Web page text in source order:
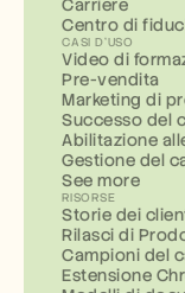
Carriere
Centro di
CASI D'USO
Video di
Pre-vendita
Marketing di
Successo del
Abilitazione
Gestione del
See more
RISORSE
Storie dei
Rilasci di
Campioni del
Estensione